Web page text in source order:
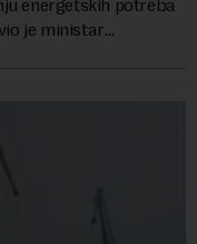
energetskih potreba
je ministar